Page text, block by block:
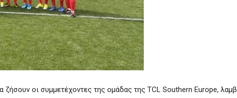
ζήσουν οι συμμετέχοντες της ομάδας της TCL Southern Europe,